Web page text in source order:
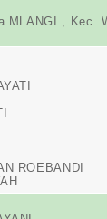
MLANGI , Kec.
ROEBANDI